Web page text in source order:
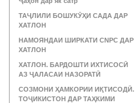
ТАҶЛИЛИ БОШУКӮҲИ САДА ДАР
ХАТЛОН
НАМОЯНДАИ ШИРКАТИ CNPC ДАР
ХАТЛОН
ХАТЛОН. БАРДОШТИ ИХТИСОСӢ
АЗ ҶАЛАСАИ НАЗОРАТӢ
СОЗМОНИ ҲАМКОРИИ ИҚТИСОДӢ.
ТОҶИКИСТОН ДАР ТАҲКИМИ